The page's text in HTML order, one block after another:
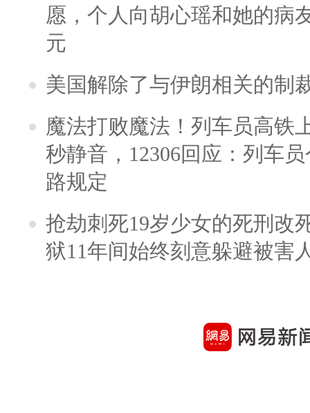
愿，个人向胡心瑶和她的病
元
美国解除了与伊朗相关的制
魔法打败魔法！列车员高铁
秒静音，12306回应：列车
路规定
抢劫刺死19岁少女的死刑改
狱11年间始终刻意躲避被害